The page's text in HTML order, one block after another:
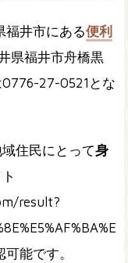
福井市にある便利
県福井市舟橋黒
27-0521とな
住民にとって身
result?
能です。